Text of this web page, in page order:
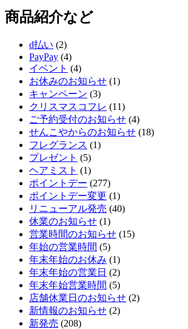
商品紹介など
d払い (2)
PayPay (4)
イベント (4)
お休みのお知らせ (1)
キャンペーン (3)
クリスマスコフレ (11)
ご予約受付のお知らせ (4)
せんこやからのお知らせ (18)
フレグランス (1)
プレゼント (5)
ヘアミスト (1)
ポイントデー (277)
ポイントデー変更 (1)
リニューアル発売 (40)
休業のお知らせ (1)
営業時間のお知らせ (15)
年始の営業時間 (5)
年末年始のお休み (1)
年末年始の営業日 (2)
年末年始営業時間 (5)
店舗休業日のお知らせ (2)
新情報のお知らせ (2)
新発売 (208)